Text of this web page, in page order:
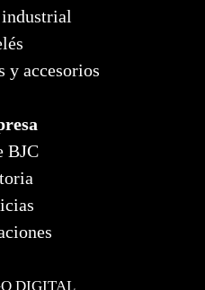
y accesorios
BJC
DIGITAL